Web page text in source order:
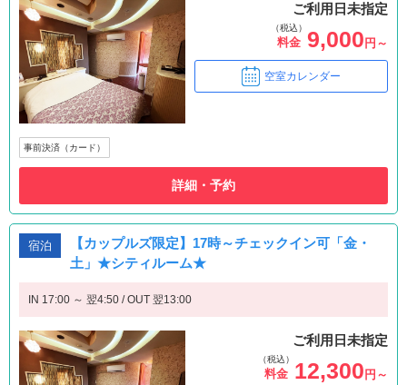
ご利用日未指定
（税込）
料金 9,000 円～
空室カレンダー
事前決済（カード）
詳細・予約
宿泊
【カップルズ限定】17時～チェックイン可「金・
土」★シティルーム★
IN 17:00 ～ 翌4:50 / OUT 翌13:00
ご利用日未指定
（税込）
料金 12,300 円～